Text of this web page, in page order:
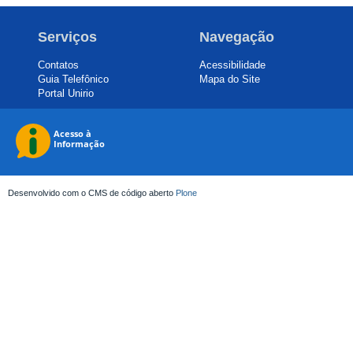
Serviços
Contatos
Guia Telefônico
Portal Unirio
Navegação
Acessibilidade
Mapa do Site
Desenvolvido com o CMS de código aberto Plone